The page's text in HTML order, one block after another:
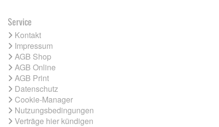
Service
Kontakt
Impressum
AGB Shop
AGB Online
AGB Print
Datenschutz
Cookie-Manager
Nutzungsbedingungen
Verträge hier kündigen